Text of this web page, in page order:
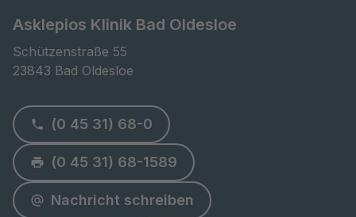
Asklepios Klinik Bad Oldesloe
Schützenstraße 55
23843 Bad Oldesloe
(0 45 31) 68-0
(0 45 31) 68-1589
Nachricht schreiben